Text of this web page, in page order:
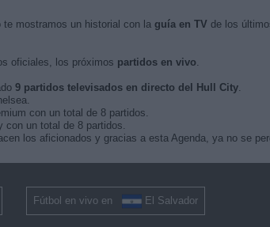
mostramos un historial con la guía en TV de los
oficiales, los próximos partidos en vivo.
9 partidos televisados en directo del Hull City.
con un total de 8 partidos.
con un total de 8 partidos.
los aficionados y gracias a esta Agenda, ya no se
Fútbol en vivo en El Salvador